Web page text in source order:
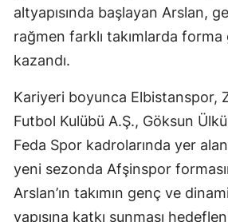
altyapısında başlayan Arslan,
rağmen farklı takımlarda
kazandı.
Kariyeri boyunca Elbistanspor,
Futbol Kulübü A.Ş., Göksun
Feda Spor kadrolarında yer
yeni sezonda Afşinspor
Arslan’ın takımın genç ve
yapısına katkı sunması